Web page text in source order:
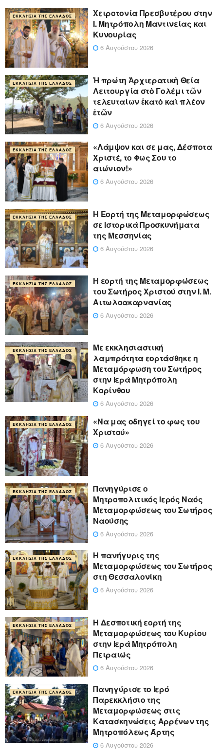
ΕΚΚΛΗΣΊΑ ΤΗΣ ΕΛΛΆΔΟΣ
Xειροτονία Πρεσβυτέρου στην
Ι. Μητρόπολη Μαντινείας και
Κυνουρίας
6 Αυγούστου 2026
ΕΚΚΛΗΣΊΑ ΤΗΣ ΕΛΛΆΔΟΣ
Ἡ πρώτη Ἀρχιερατικὴ Θεία
Λειτουργία στὸ Γολέμι τῶν
τελευταίων ἑκατὸ καὶ πλέον
ἐτῶν
6 Αυγούστου 2026
ΕΚΚΛΗΣΊΑ ΤΗΣ ΕΛΛΆΔΟΣ
«Λάμψον και σε μας, Δέσποτα
Χριστέ, το Φως Σου το
αιώνιον!»
6 Αυγούστου 2026
ΕΚΚΛΗΣΊΑ ΤΗΣ ΕΛΛΆΔΟΣ
Η Εορτή της Μεταμορφώσεως
σε Ιστορικά Προσκυνήματα
της Μεσσηνίας
6 Αυγούστου 2026
ΕΚΚΛΗΣΊΑ ΤΗΣ ΕΛΛΆΔΟΣ
Η εορτή της Μεταμορφώσεως
του Σωτήρος Χριστού στην Ι. Μ.
Αιτωλοακαρνανίας
6 Αυγούστου 2026
ΕΚΚΛΗΣΊΑ ΤΗΣ ΕΛΛΆΔΟΣ
Με εκκλησιαστική
λαμπρότητα εορτάσθηκε η
Μεταμόρφωση του Σωτήρος
στην Ιερά Μητρόπολη
Κορίνθου
6 Αυγούστου 2026
ΕΚΚΛΗΣΊΑ ΤΗΣ ΕΛΛΆΔΟΣ
«Να μας οδηγεί το φως του
Χριστού»
6 Αυγούστου 2026
ΕΚΚΛΗΣΊΑ ΤΗΣ ΕΛΛΆΔΟΣ
Πανηγύρισε ο
Μητροπολιτικός Ιερός Ναός
Μεταμορφώσεως του Σωτήρος
Ναούσης
6 Αυγούστου 2026
ΕΚΚΛΗΣΊΑ ΤΗΣ ΕΛΛΆΔΟΣ
Η πανήγυρις της
Μεταμορφώσεως του Σωτήρος
στη Θεσσαλονίκη
6 Αυγούστου 2026
ΕΚΚΛΗΣΊΑ ΤΗΣ ΕΛΛΆΔΟΣ
Η Δεσποτική εορτή της
Μεταμορφώσεως του Κυρίου
στην Ιερά Μητρόπολη
Πειραιώς
6 Αυγούστου 2026
ΕΚΚΛΗΣΊΑ ΤΗΣ ΕΛΛΆΔΟΣ
Πανηγύρισε το Ιερό
Παρεκκλήσιο της
Μεταμορφώσεως στις
Κατασκηνώσεις Αρρένων της
Μητροπόλεως Άρτης
6 Αυγούστου 2026